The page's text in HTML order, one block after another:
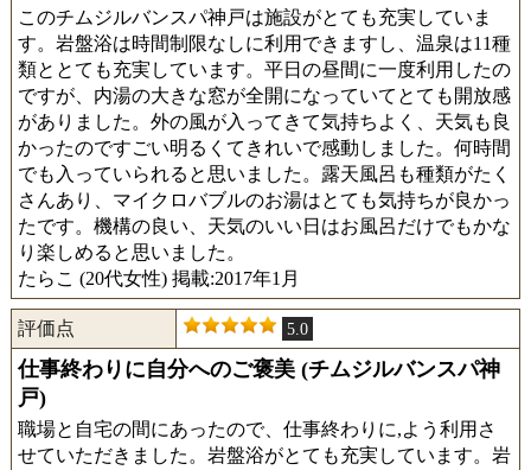
このチムジルバンスパ神戸は施設がとても充実していま
す。岩盤浴は時間制限なしに利用できますし、温泉は11種
類ととても充実しています。平日の昼間に一度利用したの
ですが、内湯の大きな窓が全開になっていてとても開放感
がありました。外の風が入ってきて気持ちよく、天気も良
かったのですごい明るくてきれいで感動しました。何時間
でも入っていられると思いました。露天風呂も種類がたく
さんあり、マイクロバブルのお湯はとても気持ちが良かっ
たです。機構の良い、天気のいい日はお風呂だけでもかな
り楽しめると思いました。
たらこ (20代女性) 掲載:2017年1月
評価点 5.0
仕事終わりに自分へのご褒美 (チムジルバンスパ神
戸)
職場と自宅の間にあったので、仕事終わりに,よう利用さ
せていただきました。岩盤浴がとても充実しています。岩